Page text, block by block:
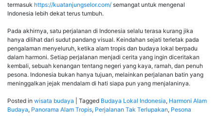
termasuk https://kuatanjungselor.com/ semangat untuk mengenal
Indonesia lebih dekat terus tumbuh.
Pada akhirnya, satu perjalanan di Indonesia selalu terasa kurang jika
hanya dilihat dari sudut pandang visual. Keindahan sejati terletak pada
pengalaman menyeluruh, ketika alam tropis dan budaya lokal berpadu
dalam harmoni. Setiap perjalanan menjadi cerita yang ingin diceritakan
kembali, sebuah kenangan tentang negeri yang kaya, ramah, dan penuh
pesona. Indonesia bukan hanya tujuan, melainkan perjalanan batin yang
meninggalkan jejak mendalam di hati siapa pun yang menjalaninya.
Posted in wisata budaya Tagged Budaya Lokal Indonesia, Harmoni Alam
Budaya, Panorama Alam Tropis, Perjalanan Tak Terlupakan, Pesona